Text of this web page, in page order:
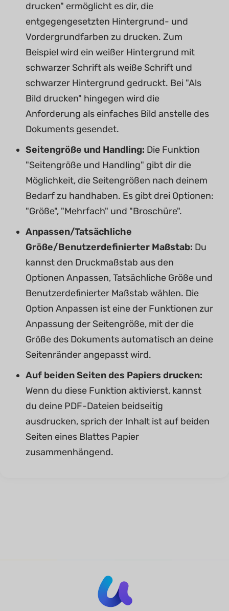
drucken" ermöglicht es dir, die
entgegengesetzten Hintergrund- und
Vordergrundfarben zu drucken. Zum
Beispiel wird ein weißer Hintergrund mit
schwarzer Schrift als weiße Schrift und
schwarzer Hintergrund gedruckt. Bei "Als
Bild drucken" hingegen wird die
Anforderung als einfaches Bild anstelle des
Dokuments gesendet.
Seitengröße und Handling: Die Funktion
"Seitengröße und Handling" gibt dir die
Möglichkeit, die Seitengrößen nach deinem
Bedarf zu handhaben. Es gibt drei Optionen:
"Größe", "Mehrfach" und "Broschüre".
Anpassen/Tatsächliche
Größe/Benutzerdefinierter Maßstab: Du
kannst den Druckmaßstab aus den
Optionen Anpassen, Tatsächliche Größe und
Benutzerdefinierter Maßstab wählen. Die
Option Anpassen ist eine der Funktionen zur
Anpassung der Seitengröße, mit der die
Größe des Dokuments automatisch an deine
Seitenränder angepasst wird.
Auf beiden Seiten des Papiers drucken:
Wenn du diese Funktion aktivierst, kannst
du deine PDF-Dateien beidseitig
ausdrucken, sprich der Inhalt ist auf beiden
Seiten eines Blattes Papier
zusammenhängend.